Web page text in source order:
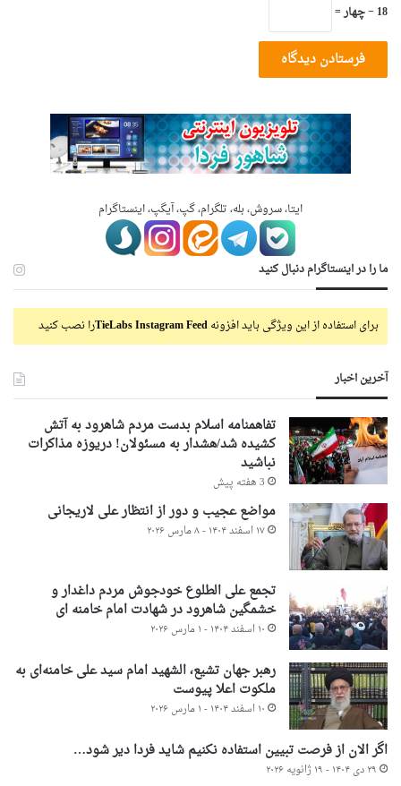
18 − چهار =
ایتا، سروش، بله، تلگرام، گپ، آیگپ، اینستاگرام
ما را در اینستاگرام دنبال کنید
برای استفاده از این ویژگی باید افزونهTieLabs Instagram Feedرا نصب کنید
آخرین اخبار
تفاهمنامه اسلام بدست مردم شاهرود به آتش
کشیده شد/هشدار به مسئولان! دریوزه مذاکرات
نباشید
3 هفته پیش
مواضع عجیب و دور از انتظار علی لاریجانی
۱۷ اسفند ۱۴۰۴ - ۸ مارس ۲۰۲۶
تجمع علی الطلوع خودجوش مردم داغدار و
خشمگین شاهرود در شهادت امام خامنه ای
۱۰ اسفند ۱۴۰۴ - ۱ مارس ۲۰۲۶
رهبر جهان تشیع، الشهید امام سید علی خامنه‌ای به
ملکوت اعلا پیوست
۱۰ اسفند ۱۴۰۴ - ۱ مارس ۲۰۲۶
اگر الان از فرصت تبیین استفاده نکنیم شاید فردا دیر شود…
۲۹ دی ۱۴۰۴ - ۱۹ ژانویه ۲۰۲۶